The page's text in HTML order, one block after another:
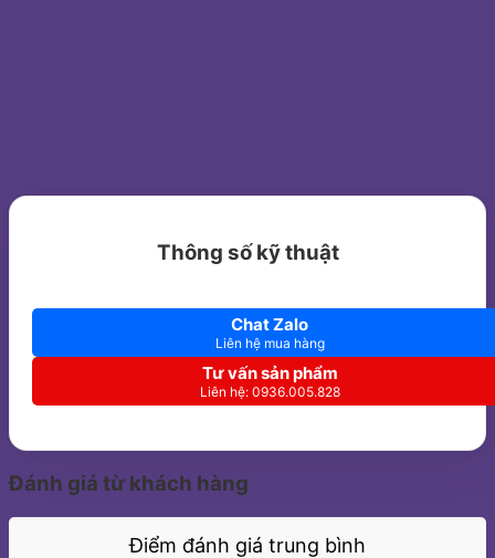
Thông số kỹ thuật
Chat Zalo
Liên hệ mua hàng
Tư vấn sản phẩm
Liên hệ: 0936.005.828
Đánh giá từ khách hàng
Điểm đánh giá trung bình